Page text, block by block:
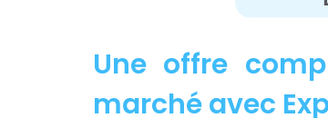
Une offre
marché avec